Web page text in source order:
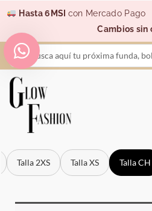
contenido
Hasta 6MSI con Mercado
Cambios sin
Search
...
Talla 2XS Talla XS Talla CH